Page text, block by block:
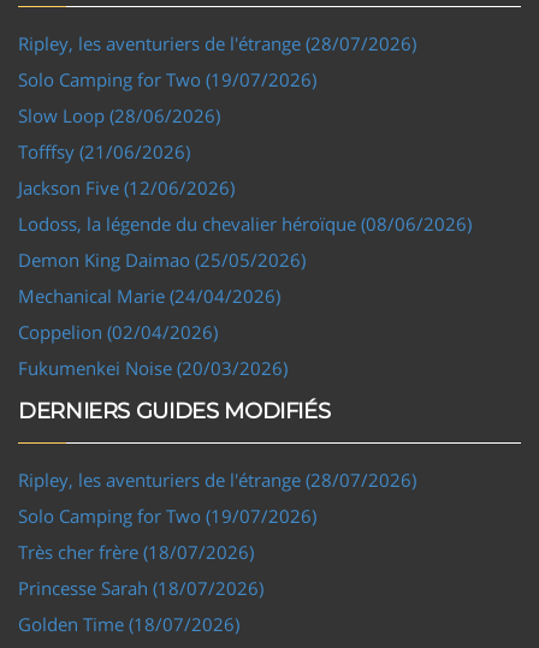
Ripley, les aventuriers de l'étrange (28/07/2026)
Solo Camping for Two (19/07/2026)
Slow Loop (28/06/2026)
Tofffsy (21/06/2026)
Jackson Five (12/06/2026)
Lodoss, la légende du chevalier héroïque (08/06/2026)
Demon King Daimao (25/05/2026)
Mechanical Marie (24/04/2026)
Coppelion (02/04/2026)
Fukumenkei Noise (20/03/2026)
DERNIERS GUIDES MODIFIÉS
Ripley, les aventuriers de l'étrange (28/07/2026)
Solo Camping for Two (19/07/2026)
Très cher frère (18/07/2026)
Princesse Sarah (18/07/2026)
Golden Time (18/07/2026)